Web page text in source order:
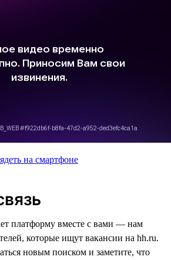
на смартфоне
платформу вместе с вами — нам
которые ищут вакансии на hh.ru.
новым поиском и заметите, что